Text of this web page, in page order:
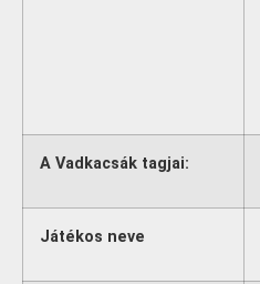
A Vadkacsák tagjai:
Játékos neve